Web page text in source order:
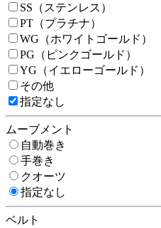
SS（ステンレス）
PT（プラチナ）
WG（ホワイトゴールド）
PG（ピンクゴールド）
YG（イエローゴールド）
その他
指定なし
ムーブメント
自動巻き
手巻き
クオーツ
指定なし
ベルト